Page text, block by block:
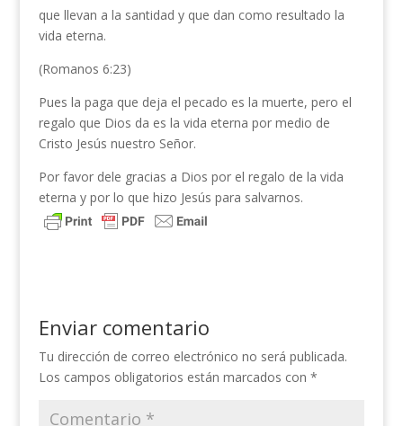
que llevan a la santidad y que dan como resultado la
vida eterna.
(Romanos 6:23)
Pues la paga que deja el pecado es la muerte, pero el
regalo que Dios da es la vida eterna por medio de
Cristo Jesús nuestro Señor.
Por favor dele gracias a Dios por el regalo de la vida
eterna y por lo que hizo Jesús para salvarnos.
Enviar comentario
Tu dirección de correo electrónico no será publicada.
Los campos obligatorios están marcados con *